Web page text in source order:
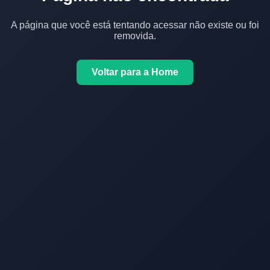
A página que você está tentando acessar não existe ou foi
removida.
Voltar para a Home